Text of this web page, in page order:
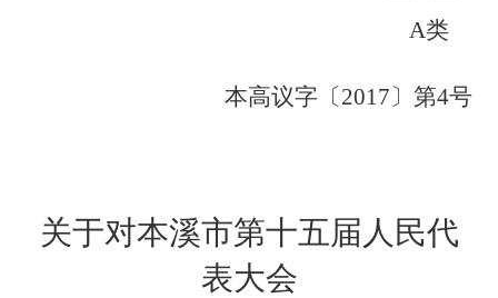
A类
本高议字〔2017〕第4号
关于对本溪市第十五届人民代
表大会